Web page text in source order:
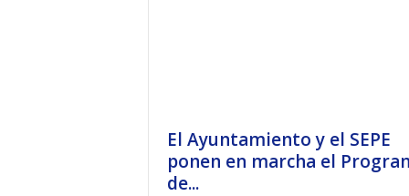
El Ayuntamiento y el SEPE
ponen en marcha el
de...